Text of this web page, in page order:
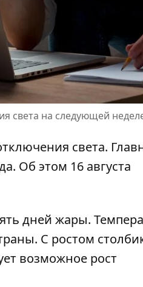
света на следующей
света.
Об этом 16 августа
дней жары.
С ростом
возможное рост